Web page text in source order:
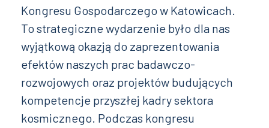
Kongresu Gospodarczego w Katowicach.
To strategiczne wydarzenie było dla nas
wyjątkową okazją do zaprezentowania
efektów naszych prac badawczo-
rozwojowych oraz projektów budujących
kompetencje przyszłej kadry sektora
kosmicznego. Podczas kongresu